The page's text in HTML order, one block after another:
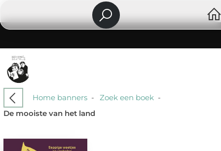
Home banners- Zoek een boek-
De mooiste van het land